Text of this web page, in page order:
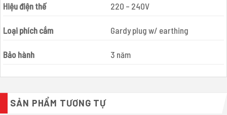
Hiệu điện thế 220 – 240V
Loại phích cắm Gardy plug w/ earthing
Bảo hành 3 năm
SẢN PHẨM TƯƠNG TỰ